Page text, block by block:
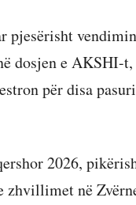
dosjen e AKSHI-
për disa
2026,
zhvillimet në